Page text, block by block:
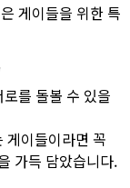
게이들을 위한 특
를 돌볼 수 있을
게이들이라면 꼭
가득 담았습니다.